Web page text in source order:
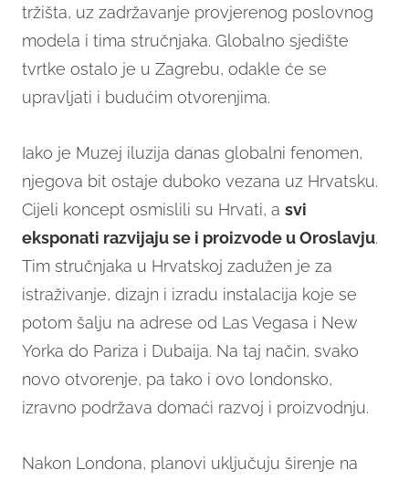
tržišta, uz zadržavanje provjerenog poslovnog
modela i tima stručnjaka. Globalno sjedište
tvrtke ostalo je u Zagrebu, odakle će se
upravljati i budućim otvorenjima.
Iako je Muzej iluzija danas globalni fenomen,
njegova bit ostaje duboko vezana uz Hrvatsku.
Cijeli koncept osmislili su Hrvati, a svi
eksponati razvijaju se i proizvode u Oroslavju.
Tim stručnjaka u Hrvatskoj zadužen je za
istraživanje, dizajn i izradu instalacija koje se
potom šalju na adrese od Las Vegasa i New
Yorka do Pariza i Dubaija. Na taj način, svako
novo otvorenje, pa tako i ovo londonsko,
izravno podržava domaći razvoj i proizvodnju.
Nakon Londona, planovi uključuju širenje na